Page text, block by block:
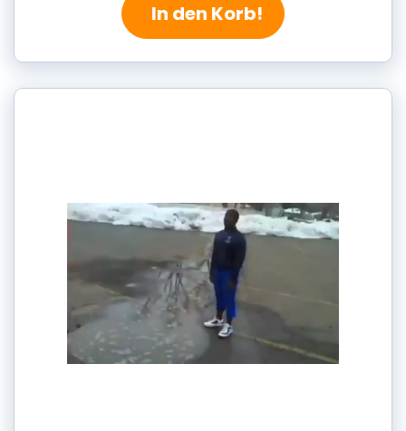
In den Korb!